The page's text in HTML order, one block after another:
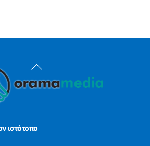
Back
To
ιστότοπο